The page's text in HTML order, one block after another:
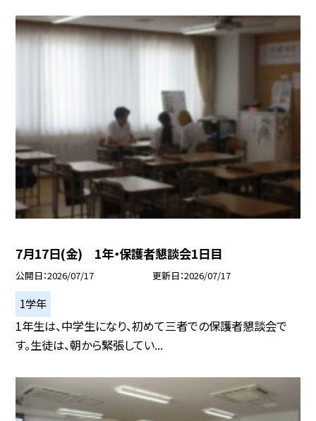
7月17日(金) 1年・保護者懇談会1日目
公開日 2026/07/17 更新日 2026/07/17
1学年
1年生は、中学生になり、初めて三者での保護者懇談会で
す。生徒は、朝から緊張してい...